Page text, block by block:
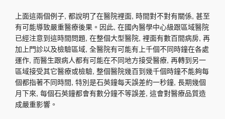
上面這兩個例子, 都說明了在醫院裡面, 時間對不對有關係, 甚至
有可能導致嚴重醫療後果。因此, 在國內醫學中心級跟區域醫院
已經注意到這時間問題, 在整個大型醫院, 裡面有數百間病房, 再
加上門診以及檢驗區域, 全醫院有可能有上千個不同時鐘在各處
運作, 而醫生跟病人都有可能在不同地方接受醫療, 再轉到另一
區域接受其它醫療或檢驗, 整個醫院幾百到幾千個時鐘不能夠每
個都指著不同時間, 特別是石英鐘每天誤差約一秒鐘, 長期幾個
月下來, 每個石英鐘都會有數分鐘不等誤差, 這會對醫療品質造
成嚴重影響。